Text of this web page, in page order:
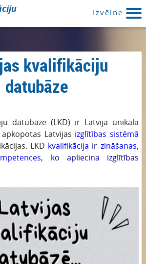
Izvēlne
kvalifikāciju
datubāze
datubāze (LKD) ir Latvijā unikāla
Latvijas izglītības sistēmā
LKD kvalifikācija ir zināšanas,
, ko apliecina izglītības